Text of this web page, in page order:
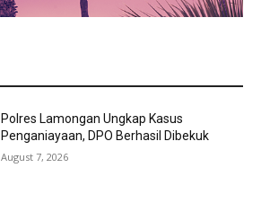
Polres Lamongan Ungkap Kasus
Penganiayaan, DPO Berhasil Dibekuk
August 7, 2026